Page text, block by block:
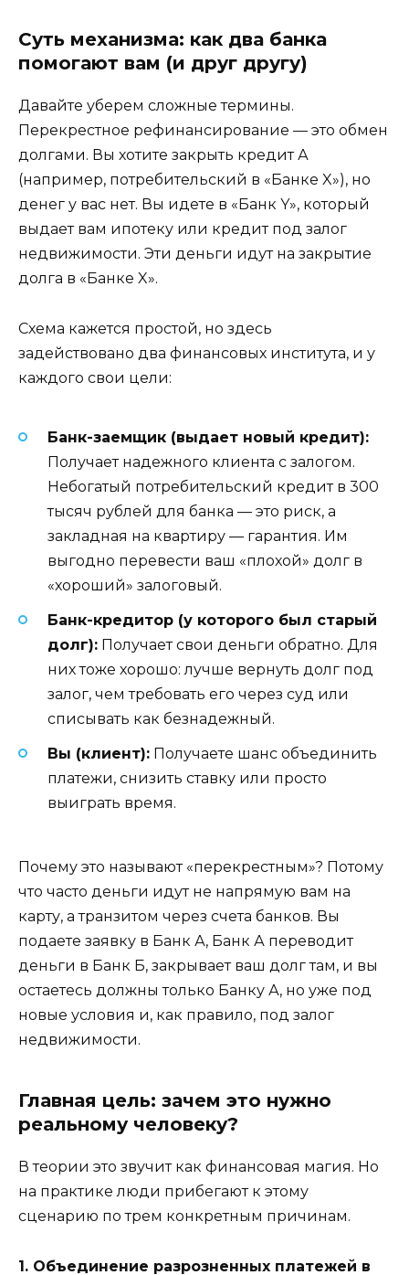
Суть механизма: как два банка
помогают вам (и друг другу)
Давайте уберем сложные термины.
Перекрестное рефинансирование — это обмен
долгами. Вы хотите закрыть кредит А
(например, потребительский в «Банке X»), но
денег у вас нет. Вы идете в «Банк Y», который
выдает вам ипотеку или кредит под залог
недвижимости. Эти деньги идут на закрытие
долга в «Банке X».
Схема кажется простой, но здесь
задействовано два финансовых института, и у
каждого свои цели:
Банк-заемщик (выдает новый кредит):
Получает надежного клиента с залогом.
Небогатый потребительский кредит в 300
тысяч рублей для банка — это риск, а
закладная на квартиру — гарантия. Им
выгодно перевести ваш «плохой» долг в
«хороший» залоговый.
Банк-кредитор (у которого был старый
долг): Получает свои деньги обратно. Для
них тоже хорошо: лучше вернуть долг под
залог, чем требовать его через суд или
списывать как безнадежный.
Вы (клиент): Получаете шанс объединить
платежи, снизить ставку или просто
выиграть время.
Почему это называют «перекрестным»? Потому
что часто деньги идут не напрямую вам на
карту, а транзитом через счета банков. Вы
подаете заявку в Банк А, Банк А переводит
деньги в Банк Б, закрывает ваш долг там, и вы
остаетесь должны только Банку А, но уже под
новые условия и, как правило, под залог
недвижимости.
Главная цель: зачем это нужно
реальному человеку?
В теории это звучит как финансовая магия. Но
на практике люди прибегают к этому
сценарию по трем конкретным причинам.
1. Объединение разрозненных платежей в